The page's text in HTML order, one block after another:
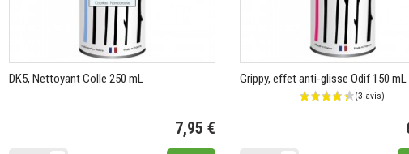
DK5, Nettoyant Colle 250 mL
7,95 €
Grippy, effet anti-glisse Odif 150 mL